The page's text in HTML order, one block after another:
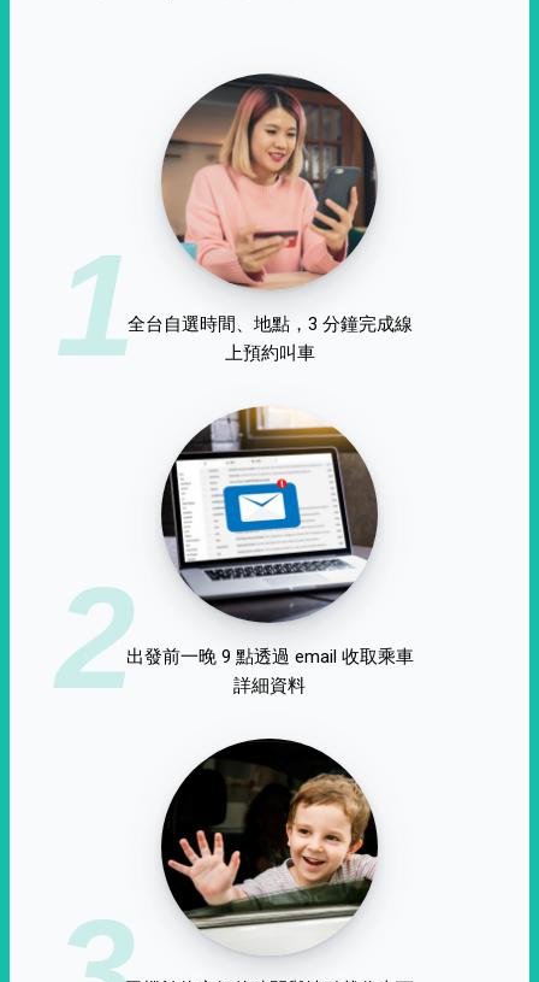
1全台自選時間、地點，3 分鐘完成線
上預約叫車
2出發前一晚 9 點透過 email 收取乘車
詳細資料